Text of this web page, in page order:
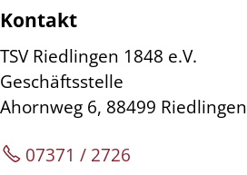
Kontakt
TSV Riedlingen 1848 e.V.
Geschäftsstelle
Ahornweg 6, 88499 Riedlingen
07371 / 2726